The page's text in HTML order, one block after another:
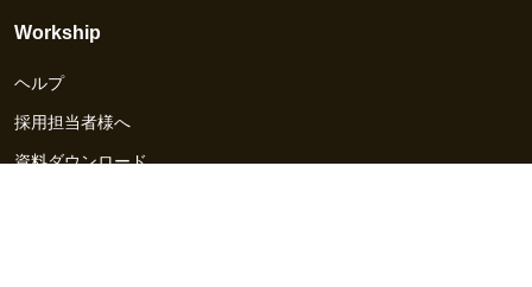
Workship
ヘルプ
採用担当者様へ
資料ダウンロード